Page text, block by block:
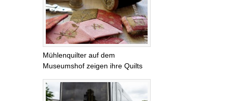
Mühlenquilter auf dem
Museumshof zeigen ihre Quilts